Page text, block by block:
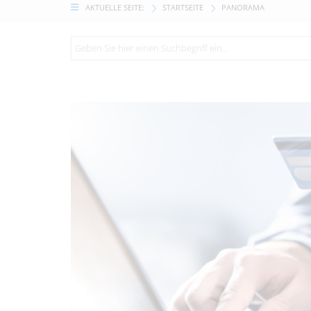
AKTUELLE SEITE: STARTSEITE PANORAMA